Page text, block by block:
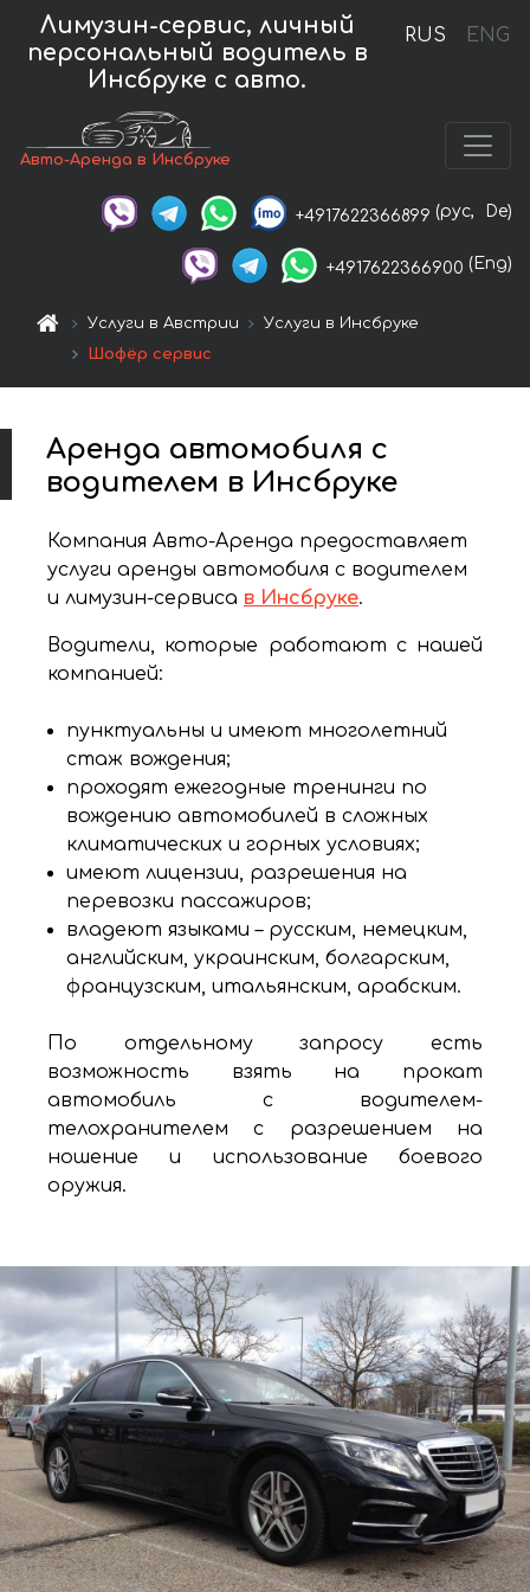
RUS ENG
Лимузин-сервис, личный
персональный водитель в
Инсбруке с авто.
Авто-Аренда в Инсбруке
+4917622366899 (рус, De)
+4917622366900 (Eng)
Услуги в Австрии
Услуги в Инсбруке
Шофёр сервис
Аренда автомобиля с
водителем в Инсбруке
Компания Авто-Аренда предоставляет
услуги аренды автомобиля с водителем
и лимузин-сервиса в Инсбруке.
Водители, которые работают с нашей
компанией:
пунктуальны и имеют многолетний
стаж вождения;
проходят ежегодные тренинги по
вождению автомобилей в сложных
климатических и горных условиях;
имеют лицензии, разрешения на
перевозки пассажиров;
владеют языками – русским, немецким,
английским, украинским, болгарским,
французским, итальянским, арабским.
По отдельному запросу есть
возможность взять на прокат
автомобиль с водителем-
телохранителем с разрешением на
ношение и использование боевого
оружия.